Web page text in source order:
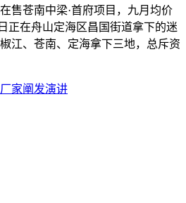
售苍南中梁·首府项目，九月均价
正在舟山定海区昌国街道拿下的迷
江、苍南、定海拿下三地，总斥资
家阐发演讲